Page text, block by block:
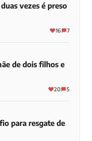
vezes é preso
16 7
de dois filhos e
20 5
para resgate de